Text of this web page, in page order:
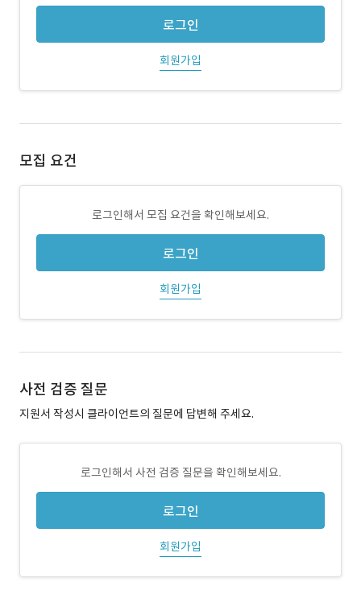
로그인
회원가입
모집 요건
로그인해서 모집 요건을 확인해보세요.
로그인
회원가입
사전 검증 질문
지원서 작성시 클라이언트의 질문에 답변해 주세요.
로그인해서 사전 검증 질문을 확인해보세요.
로그인
회원가입